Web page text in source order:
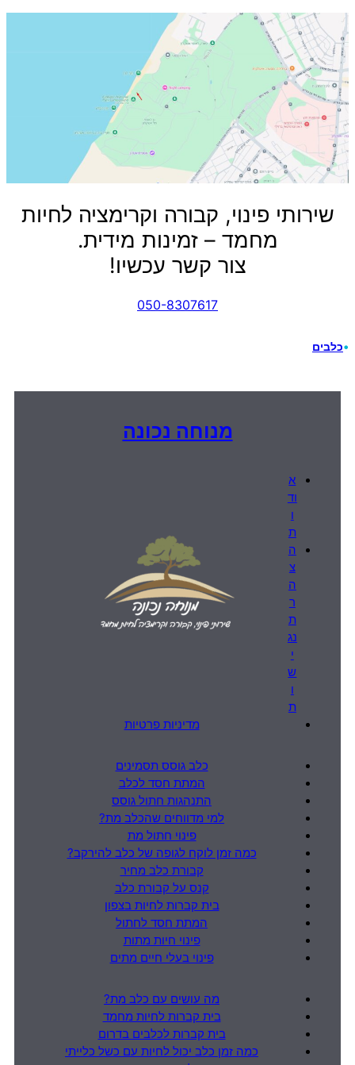
שירותי פינוי, קבורה וקרימציה לחיות
מחמד – זמינות מידית.
צור קשר עכשיו!
050-8307617
•כלבים
מנוחה נכונה
א
וד
ו
ת
ה
צ
ה
ר
ת
נג
י
ש
ו
ת
מדיניות פרטיות
כלב גוסס תסמינים
המתת חסד לכלב
התנהגות חתול גוסס
למי מדווחים שהכלב מת?
פינוי חתול מת
כמה זמן לוקח לגופה של כלב להירקב?
קבורת כלב מחיר
קנס על קבורת כלב
בית קברות לחיות בצפון
המתת חסד לחתול
פינוי חיות מתות
פינוי בעלי חיים מתים
מה עושים עם כלב מת?
בית קברות לחיות מחמד
בית קברות לכלבים בדרום
כמה זמן כלב יכול לחיות עם כשל כלייתי